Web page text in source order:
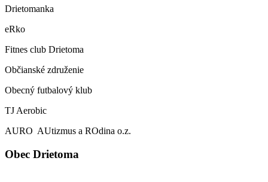
Drietomanka
eRko
Fitnes club Drietoma
Občianské združenie
Obecný futbalový klub
TJ Aerobic
AURO AUtizmus a ROdina o.z.
Obec Drietoma